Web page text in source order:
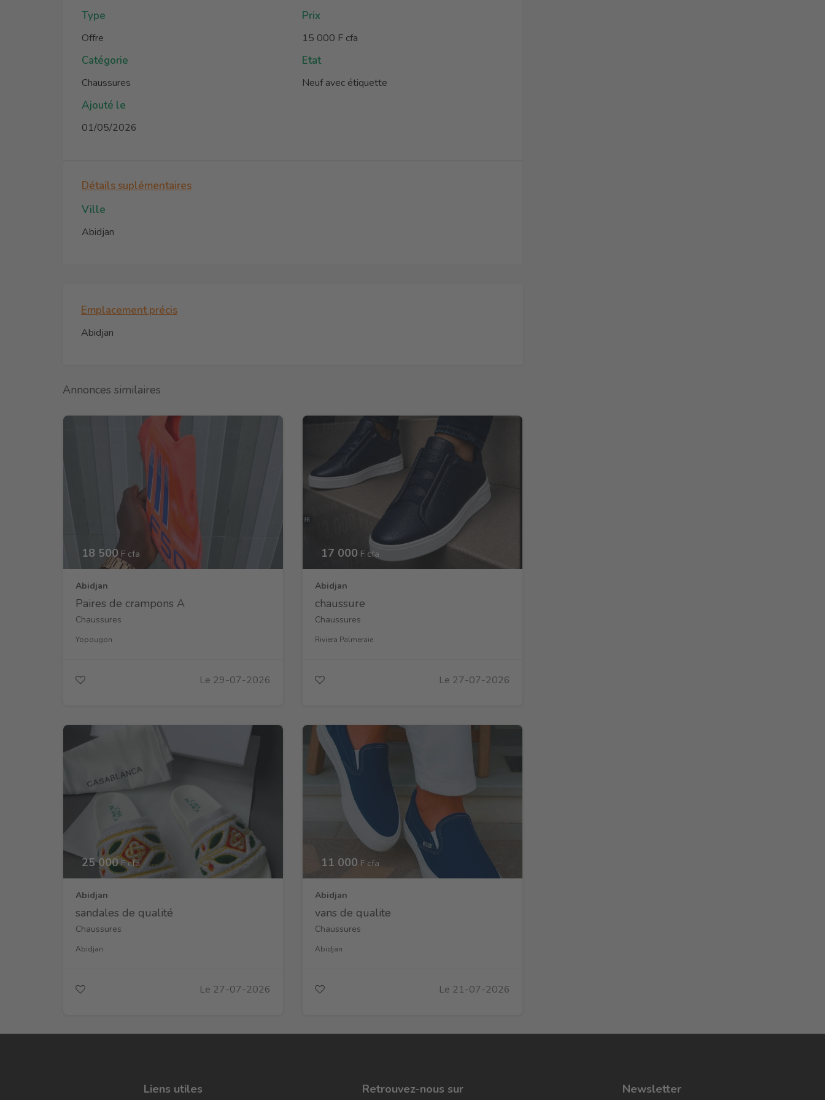
Type
Offre
Catégorie
Chaussures
Ajouté le
01/05/2026
Prix
15 000 F cfa
Etat
Neuf avec étiquette
Détails suplémentaires
Ville
Abidjan
Emplacement précis
Abidjan
Annonces similaires
18 500 F cfa
Abidjan
Paires de crampons A
Chaussures
Yopougon
Le 29-07-2026
17 000 F cfa
Abidjan
chaussure
Chaussures
Riviera Palmeraie
Le 27-07-2026
25 000F cfa
Abidjan
sandales de qualité
Chaussures
Abidjan
Le 27-07-2026
11 000 F cfa
Abidjan
vans de qualite
Chaussures
Abidjan
Le 21-07-2026
Liens utiles Retrouvez-nous sur Newsletter